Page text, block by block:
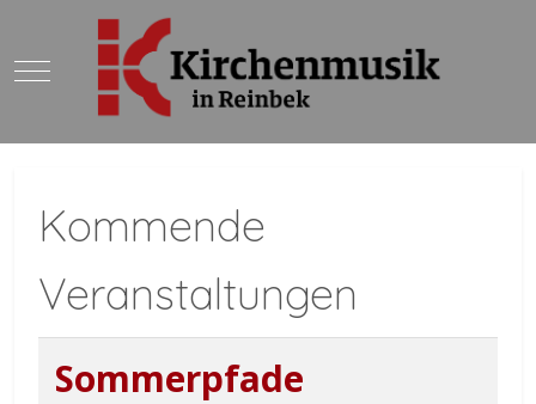
Mobile Menu Toggle
Kommende
Veranstaltungen
Sommerpfade